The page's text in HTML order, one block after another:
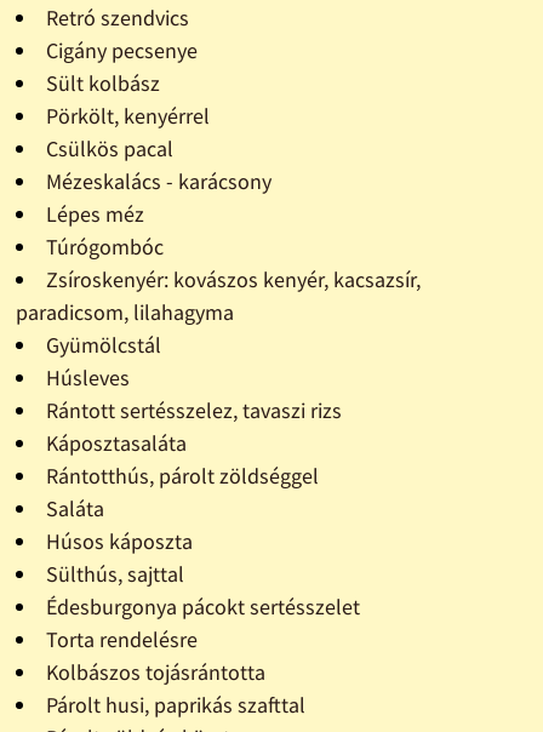
Retró szendvics
Cigány pecsenye
Sült kolbász
Pörkölt, kenyérrel
Csülkös pacal
Mézeskalács - karácsony
Lépes méz
Túrógombóc
Zsíroskenyér: kovászos kenyér, kacsazsír,
paradicsom, lilahagyma
Gyümölcstál
Húsleves
Rántott sertésszelez, tavaszi rizs
Káposztasaláta
Rántotthús, párolt zöldséggel
Saláta
Húsos káposzta
Sülthús, sajttal
Édesburgonya pácokt sertésszelet
Torta rendelésre
Kolbászos tojásrántotta
Párolt husi, paprikás szafttal